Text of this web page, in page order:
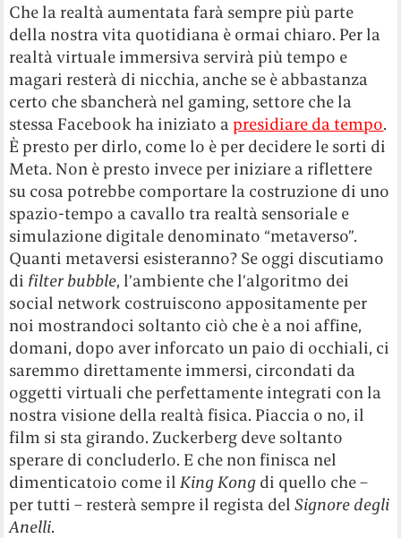
Che la realtà aumentata farà sempre più parte
della nostra vita quotidiana è ormai chiaro. Per la
realtà virtuale immersiva servirà più tempo e
magari resterà di nicchia, anche se è abbastanza
certo che sbancherà nel gaming, settore che la
stessa Facebook ha iniziato apresidiare da tempo.
È presto per dirlo, come lo è per decidere le sorti di
Meta. Non è presto invece per iniziare a riflettere
su cosa potrebbe comportare la costruzione di uno
spazio-tempo a cavallo tra realtà sensoriale e
simulazione digitale denominato “metaverso”.
Quanti metaversi esisteranno? Se oggi discutiamo
di filter bubble, l’ambiente che l’algoritmo dei
social network costruiscono appositamente per
noi mostrandoci soltanto ciò che è a noi affine,
domani, dopo aver inforcato un paio di occhiali, ci
saremmo direttamente immersi, circondati da
oggetti virtuali che perfettamente integrati con la
nostra visione della realtà fisica. Piaccia o no, il
film si sta girando. Zuckerberg deve soltanto
sperare di concluderlo. E che non finisca nel
dimenticatoio come ilKing Kong di quello che –
per tutti – resterà sempre il regista delSignore degli
Anelli.